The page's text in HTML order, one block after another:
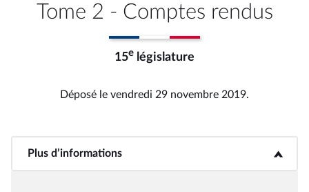
Tome 2 - Comptes rendus
15e législature
Déposé le vendredi 29 novembre 2019.
Plus d’informations<b>Plus d’informations</b>